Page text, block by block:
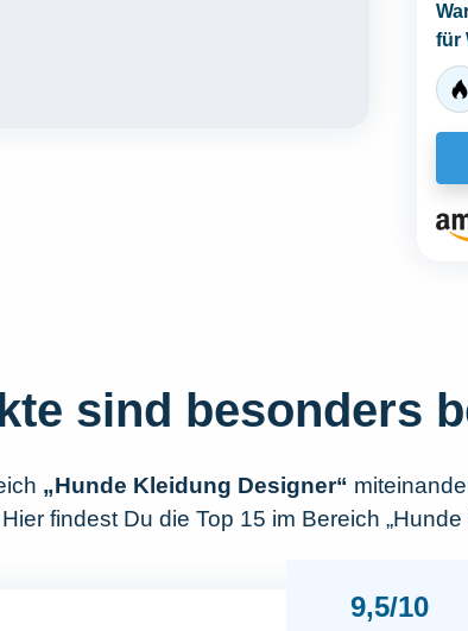
für
sind besonders
„Hunde Kleidung Designer“
findest Du die Top 15 im Bereich
9,5/10